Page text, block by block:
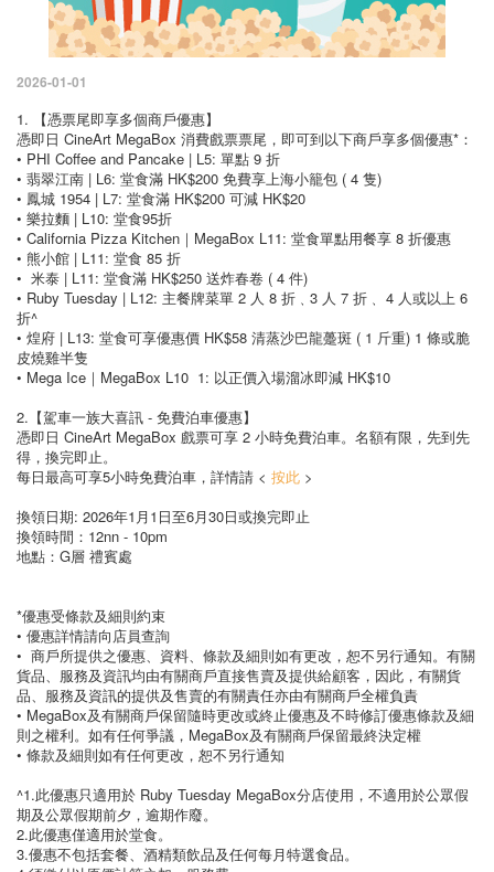
2026-01-01
1. 【憑票尾即享多個商戶優惠】
憑即日 CineArt MegaBox 消費戲票票尾，即可到以下商戶享多個優惠*：
• PHI Coffee and Pancake | L5: 單點 9 折
• 翡翠江南 | L6: 堂食滿 HK$200 免費享上海小籠包 ( 4 隻)
• 鳳城 1954 | L7: 堂食滿 HK$200 可減 HK$20
• 樂拉麵 | L10: 堂食95折
• California Pizza Kitchen｜MegaBox L11: 堂食單點用餐享 8 折優惠
• 熊小館 | L11: 堂食 85 折
• 米泰 | L11: 堂食滿 HK$250 送炸春卷 ( 4 件)
• Ruby Tuesday | L12: 主餐牌菜單 2 人 8 折﹑3 人 7 折﹑ 4 人或以上 6
折^
• 煌府 | L13: 堂食可享優惠價 HK$58 清蒸沙巴龍躉斑 ( 1 斤重) 1 條或脆
皮燒雞半隻
• Mega Ice｜MegaBox L10 1: 以正價入場溜冰即減 HK$10
2.【駕車一族大喜訊 - 免費泊車優惠】
憑即日 CineArt MegaBox 戲票可享 2 小時免費泊車。名額有限，先到先
得，換完即止。
每日最高可享5小時免費泊車，詳情請 < 按此 >
換領日期: 2026年1月1日至6月30日或換完即止
換領時間：12nn - 10pm
地點：G層 禮賓處
*優惠受條款及細則約束
• 優惠詳情請向店員查詢
• 商戶所提供之優惠、資料、條款及細則如有更改，恕不另行通知。有關
貨品、服務及資訊均由有關商戶直接售賣及提供給顧客，因此，有關貨
品、服務及資訊的提供及售賣的有關責任亦由有關商戶全權負責
• MegaBox及有關商戶保留隨時更改或終止優惠及不時修訂優惠條款及細
則之權利。如有任何爭議，MegaBox及有關商戶保留最終決定權
• 條款及細則如有任何更改，恕不另行通知
^1.此優惠只適用於 Ruby Tuesday MegaBox分店使用，不適用於公眾假
期及公眾假期前夕，逾期作廢。
2.此優惠僅適用於堂食。
3.優惠不包括套餐、酒精類飲品及任何每月特選食品。